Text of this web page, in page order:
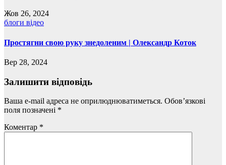
Жов 26, 2024
блоги відео
Простягни свою руку знедоленим | Олександр Коток
Вер 28, 2024
Залишити відповідь
Ваша e-mail адреса не оприлюднюватиметься. Обов’язкові
поля позначені *
Коментар *